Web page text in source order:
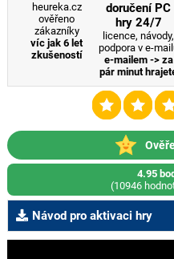
heureka.cz
ověřeno
zákazníky
víc jak 6 let
zkušeností
doručení PC
hry 24/7
licence, návody,
podpora v e-
e-mailem -> za
pár minut
4.95
(10946
Návod pro aktivaci hry